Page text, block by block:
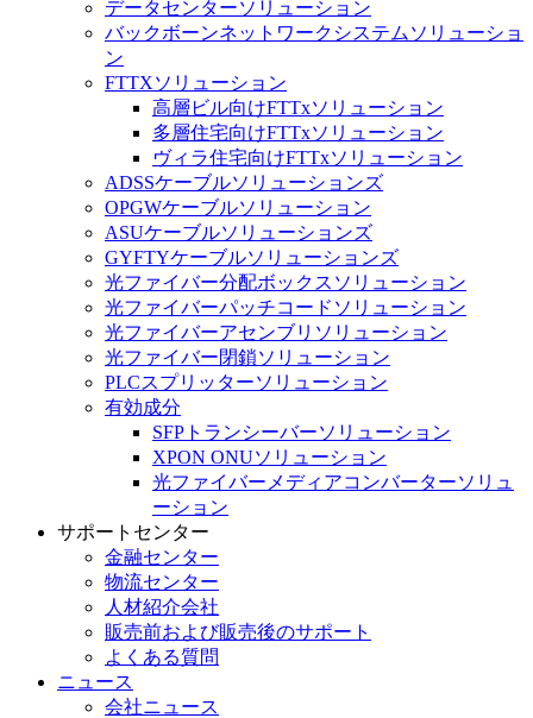
データセンターソリューション
バックボーンネットワークシステムソリューショ
ン
FTTXソリューション
高層ビル向けFTTxソリューション
多層住宅向けFTTxソリューション
ヴィラ住宅向けFTTxソリューション
ADSSケーブルソリューションズ
OPGWケーブルソリューション
ASUケーブルソリューションズ
GYFTYケーブルソリューションズ
光ファイバー分配ボックスソリューション
光ファイバーパッチコードソリューション
光ファイバーアセンブリソリューション
光ファイバー閉鎖ソリューション
PLCスプリッターソリューション
有効成分
SFPトランシーバーソリューション
XPON ONUソリューション
光ファイバーメディアコンバーターソリュ
ーション
サポートセンター
金融センター
物流センター
人材紹介会社
販売前および販売後のサポート
よくある質問
ニュース
会社ニュース